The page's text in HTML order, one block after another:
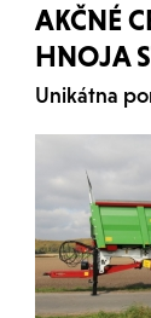
AKČNÉ
HNOJA
Unikátna